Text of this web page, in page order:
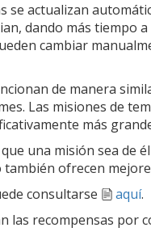
se actualizan
dando más tiempo
cambiar
de manera
Las misiones de
más
una misión sea de
ofrecen
consultarse
aquí.
las recompensas por